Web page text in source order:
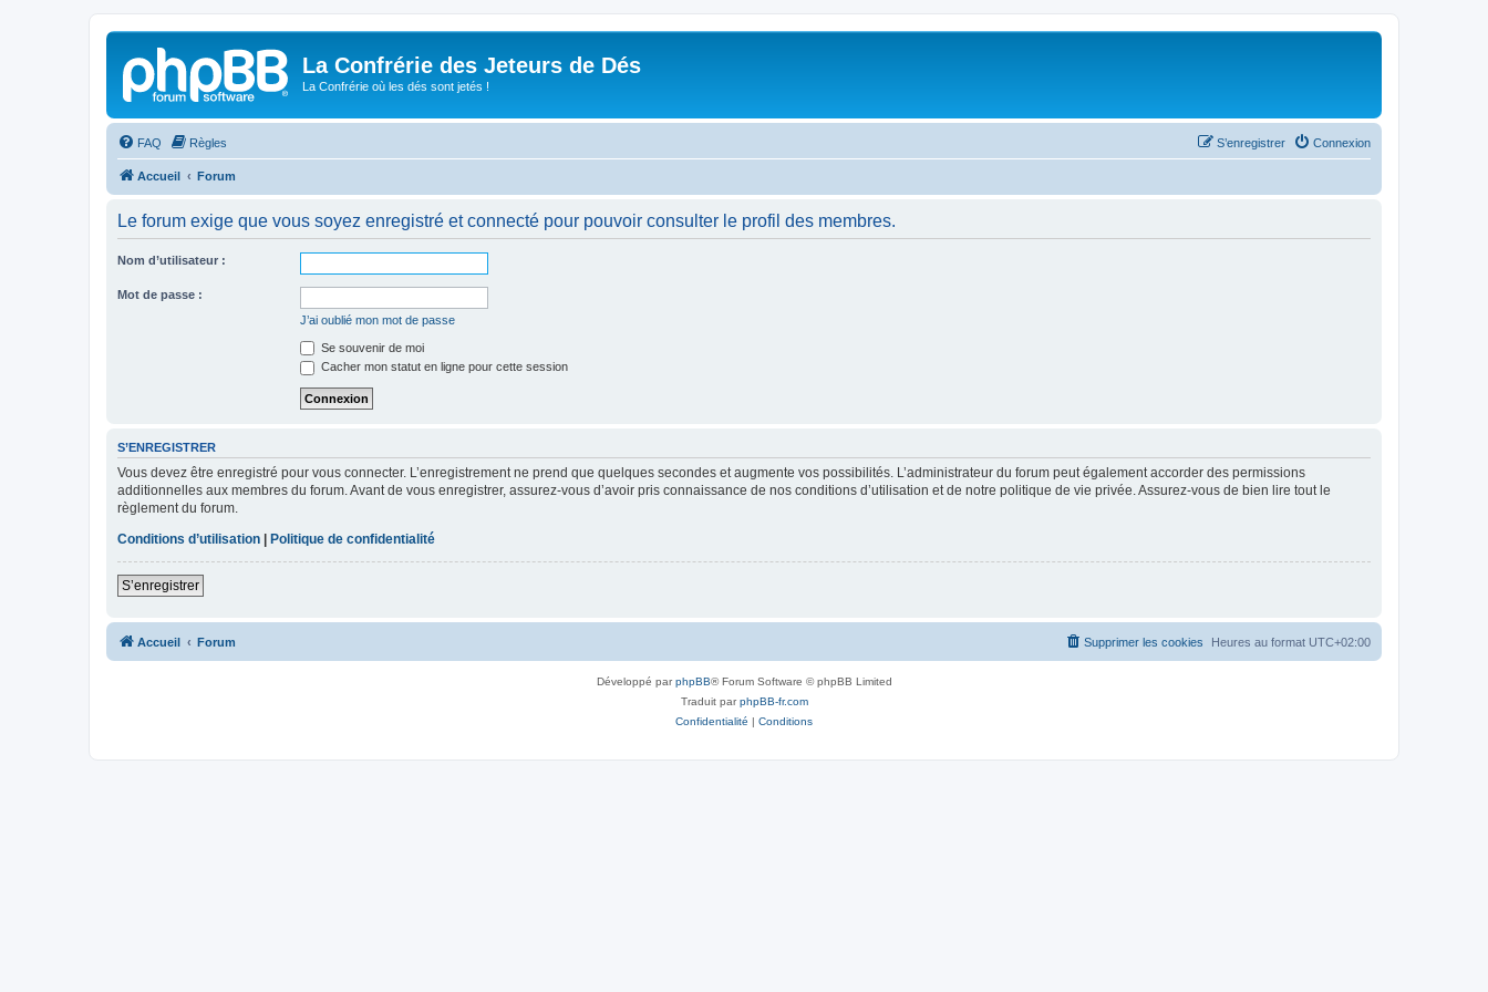
La Confrérie des Jeteurs de Dés
La Confrérie où les dés sont jetés !
FAQ Règles Connexion
S’enregistrer
Accueil Forum
Le forum exige que vous soyez enregistré et connecté pour pouvoir consulter le profil des membres.
Nom d’utilisateur :
Mot de passe :
J’ai oublié mon mot de passe
Se souvenir de moi
Cacher mon statut en ligne pour cette session
S’ENREGISTRER
Vous devez être enregistré pour vous connecter. L’enregistrement ne prend que quelques secondes et augmente vos possibilités. L’administrateur du forum peut également accorder des permissions
additionnelles aux membres du forum. Avant de vous enregistrer, assurez-vous d’avoir pris connaissance de nos conditions d’utilisation et de notre politique de vie privée. Assurez-vous de bien lire tout le
règlement du forum.
Conditions d’utilisation
Politique de confidentialité
S’enregistrer
Accueil Forum Heures au format UTC+02:00
Supprimer les cookies
Développé parphpBB® Forum Software © phpBB Limited
Traduit parphpBB-fr.com
Confidentialité | Conditions